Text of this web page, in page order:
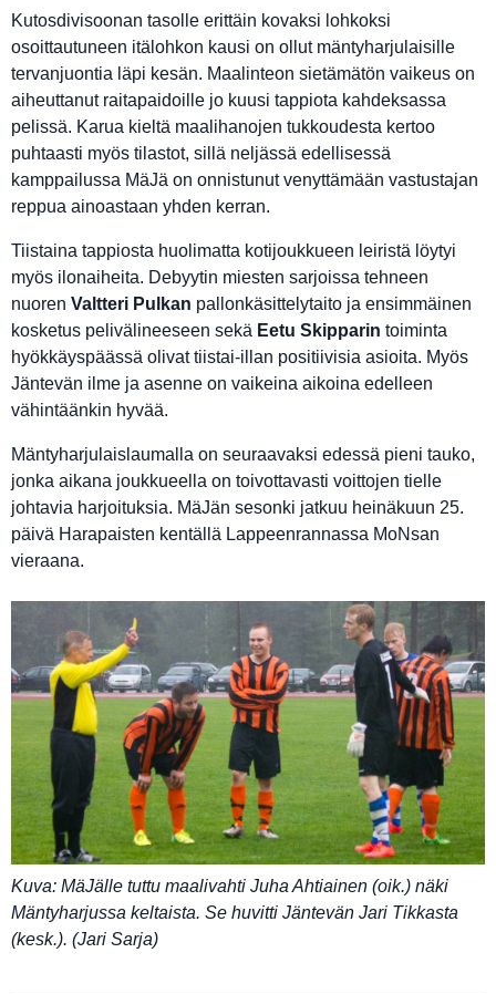
Kutosdivisoonan tasolle erittäin kovaksi lohkoksi
osoittautuneen itälohkon kausi on ollut mäntyharjulaisille
tervanjuontia läpi kesän. Maalinteon sietämätön vaikeus on
aiheuttanut raitapaidoille jo kuusi tappiota kahdeksassa
pelissä. Karua kieltä maalihanojen tukkoudesta kertoo
puhtaasti myös tilastot, sillä neljässä edellisessä
kamppailussa MäJä on onnistunut venyttämään vastustajan
reppua ainoastaan yhden kerran.
Tiistaina tappiosta huolimatta kotijoukkueen leiristä löytyi
myös ilonaiheita. Debyytin miesten sarjoissa tehneen
nuoren Valtteri Pulkan pallonkäsittelytaito ja ensimmäinen
kosketus pelivälineeseen sekä Eetu Skipparin toiminta
hyökkäyspäässä olivat tiistai-illan positiivisia asioita. Myös
Jäntevän ilme ja asenne on vaikeina aikoina edelleen
vähintäänkin hyvää.
Mäntyharjulaislaumalla on seuraavaksi edessä pieni tauko,
jonka aikana joukkueella on toivottavasti voittojen tielle
johtavia harjoituksia. MäJän sesonki jatkuu heinäkuun 25.
päivä Harapaisten kentällä Lappeenrannassa MoNsan
vieraana.
Kuva: MäJälle tuttu maalivahti Juha Ahtiainen (oik.) näki
Mäntyharjussa keltaista. Se huvitti Jäntevän Jari Tikkasta
(kesk.). (Jari Sarja)